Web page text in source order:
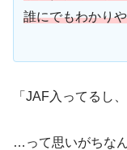
誰にでもわかり
「JAF入ってるし
…って思いがちなん